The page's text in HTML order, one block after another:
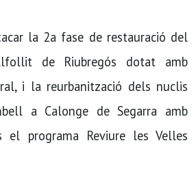
la 2a fase de restauració del
de Riubregós dotat amb
i la reurbanització dels nuclis
a Calonge de Segarra amb
el programa Reviure les Velles